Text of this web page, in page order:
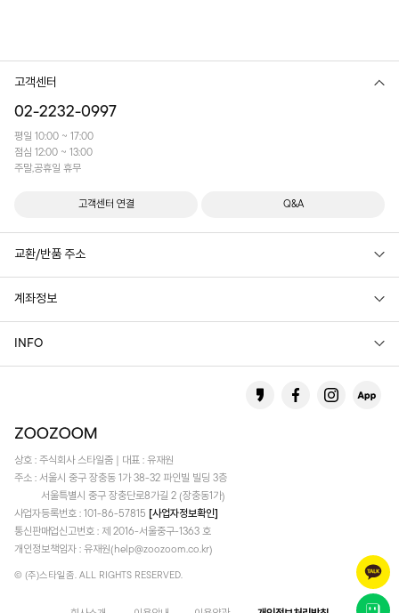
고객센터
02-2232-0997
평일 10:00 ~ 17:00
점심 12:00 ~ 13:00
주말,공휴일 휴무
고객센터 연결 Q&A
교환/반품 주소
계좌정보
INFO
상호 : 주식회사 스타일줌 | 대표 : 유재원
주소 : 서울시 중구 장충동 1가 38-32 파인빌 빌딩 3층
서울특별시 중구 장충단로8가길 2 (장충동1가)
사업자등록번호 : 101-86-57815
[사업자정보확인]
통신판매업신고번호 : 제 2016-서울중구-1363 호
개인정보책임자 : 유재원(help@zoozoom.co.kr)
© (주)스타일줌. ALL RIGHTS RESERVED.